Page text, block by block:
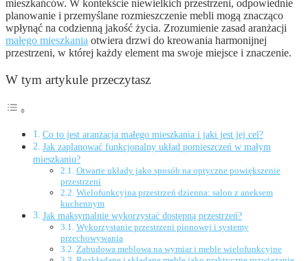
mieszkańców. W kontekście niewielkich przestrzeni, odpowiednie
planowanie i przemyślane rozmieszczenie mebli mogą znacząco
wpłynąć na codzienną jakość życia. Zrozumienie zasad aranżacji
małego mieszkania otwiera drzwi do kreowania harmonijnej
przestrzeni, w której każdy element ma swoje miejsce i znaczenie.
W tym artykule przeczytasz
Co to jest aranżacja małego mieszkania i jaki jest jej cel?
Jak zaplanować funkcjonalny układ pomieszczeń w małym
mieszkaniu?
Otwarte układy jako sposób na optyczne powiększenie
przestrzeni
Wielofunkcyjna przestrzeń dzienna: salon z aneksem
kuchennym
Jak maksymalnie wykorzystać dostępną przestrzeń?
Wykorzystanie przestrzeni pionowej i systemy
przechowywania
Zabudowa meblowa na wymiar i meble wielofunkcyjne